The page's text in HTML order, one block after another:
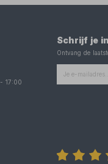
-17:00
Schrijf je
Ontvang de